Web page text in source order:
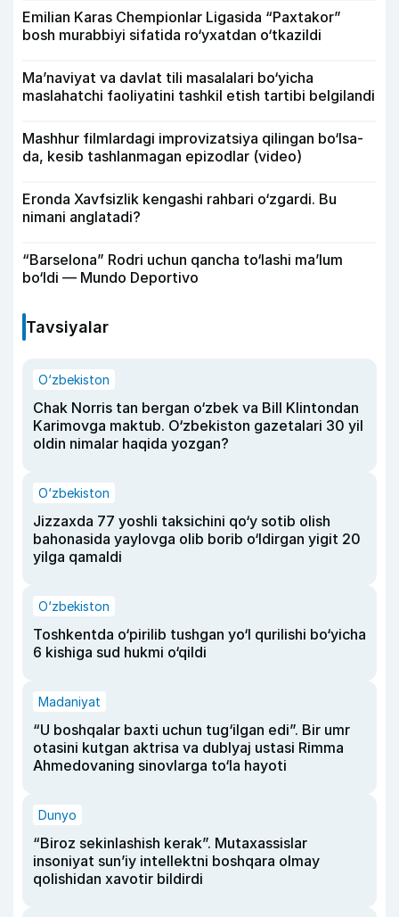
Emilian Karas Chempionlar Ligasida “Paxtakor”
bosh murabbiyi sifatida ro‘yxatdan o‘tkazildi
Ma’naviyat va davlat tili masalalari bo‘yicha
maslahatchi faoliyatini tashkil etish tartibi belgilandi
Mashhur filmlardagi improvizatsiya qilingan bo‘lsa-
da, kesib tashlanmagan epizodlar (video)
Eronda Xavfsizlik kengashi rahbari o‘zgardi. Bu
nimani anglatadi?
“Barselona” Rodri uchun qancha to‘lashi ma’lum
bo‘ldi — Mundo Deportivo
Tavsiyalar
O‘zbekiston
Chak Norris tan bergan o‘zbek va Bill Klintondan
Karimovga maktub. O‘zbekiston gazetalari 30 yil
oldin nimalar haqida yozgan?
O‘zbekiston
Jizzaxda 77 yoshli taksichini qo‘y sotib olish
bahonasida yaylovga olib borib o‘ldirgan yigit 20
yilga qamaldi
O‘zbekiston
Toshkentda o‘pirilib tushgan yo‘l qurilishi bo‘yicha
6 kishiga sud hukmi o‘qildi
Madaniyat
“U boshqalar baxti uchun tug‘ilgan edi”. Bir umr
otasini kutgan aktrisa va dublyaj ustasi Rimma
Ahmedovaning sinovlarga to‘la hayoti
Dunyo
“Biroz sekinlashish kerak”. Mutaxassislar
insoniyat sun’iy intellektni boshqara olmay
qolishidan xavotir bildirdi